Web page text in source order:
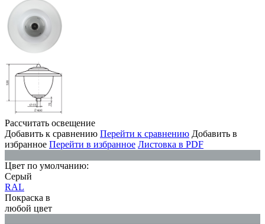
Рассчитать освещение
Добавить к сравнению Перейти к сравнению Добавить в
избранное Перейти в избранное Листовка в PDF
Цвет по умолчанию:
Серый
RAL
Покраска в
любой цвет